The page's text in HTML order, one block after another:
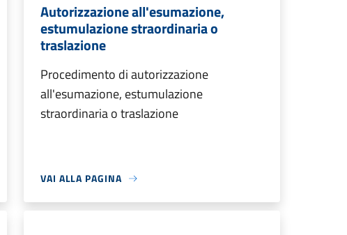
Autorizzazione all'esumazione,
estumulazione straordinaria o
traslazione
Procedimento di autorizzazione
all'esumazione, estumulazione
straordinaria o traslazione
VAI ALLA PAGINA